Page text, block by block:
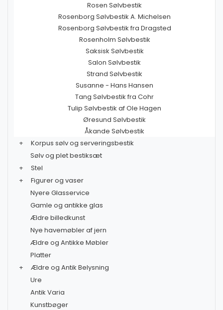
Rosen Sølvbestik
Rosenborg Sølvbestik A. Michelsen
Rosenborg Sølvbestik fra Dragsted
Rosenholm Sølvbestik
Saksisk Sølvbestik
Salon Sølvbestik
Strand Sølvbestik
Susanne - Hans Hansen
Tang Sølvbestik fra Cohr
Tulip Sølvbestik af Ole Hagen
Øresund Sølvbestik
Åkande Sølvbestik
+
Korpus sølv og serveringsbestik
Sølv og plet bestiksæt
+
Stel
+
Figurer og vaser
Nyere Glasservice
Gamle og antikke glas
Ældre billedkunst
Nye havemøbler af jern
Ældre og Antikke Møbler
Platter
+
Ældre og Antik Belysning
Ure
Antik Varia
Kunstbøger